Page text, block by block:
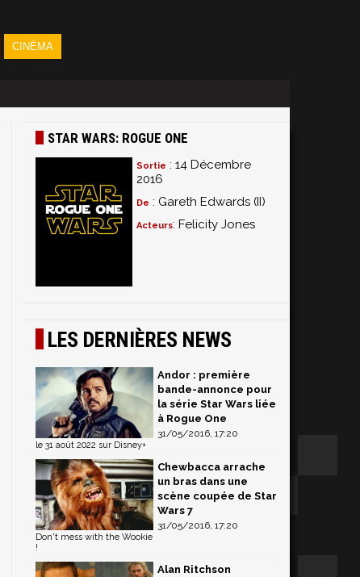
CINÉMA
STAR WARS: ROGUE ONE
Sortie : 14 Décembre
2016
De : Gareth Edwards (II)
Acteurs: Felicity Jones
LES DERNIÈRES NEWS
Andor : première
bande-annonce pour
la série Star Wars liée
à Rogue One
31/05/2016, 17:20
le 31 août 2022 sur Disney+
Chewbacca arrache
un bras dans une
scène coupée de Star
Wars 7
31/05/2016, 17:20
Don't mess with the Wookie
!
Alan Ritchson